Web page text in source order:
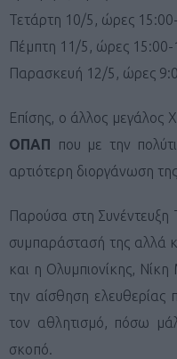
Τετάρτη 10/5, ώρες
Πέμπτη 11/5, ώρες 15:00-
Παρασκευή 12/5, ώρες
Επίσης, ο άλλος μεγάλος
ΟΠΑΠ που με την
αρτιότερη διοργάνωση
Παρούσα στη Συνέντευξη
συμπαράστασή της αλλά
και η Ολυμπιονίκης,
την αίσθηση ελευθερίας
τον αθλητισμό, πόσω
σκοπό.